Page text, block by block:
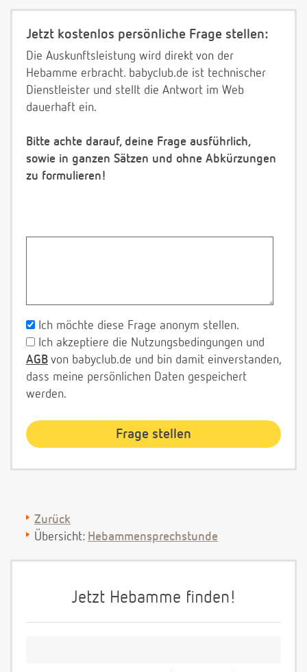
Jetzt kostenlos persönliche Frage stellen:
Die Auskunftsleistung wird direkt von der
Hebamme erbracht. babyclub.de ist technischer
Dienstleister und stellt die Antwort im Web
dauerhaft ein.
Bitte achte darauf, deine Frage ausführlich,
sowie in ganzen Sätzen und ohne Abkürzungen
zu formulieren!
Ich möchte diese Frage anonym stellen.
Ich akzeptiere die Nutzungsbedingungen und
AGB von babyclub.de und bin damit einverstanden,
dass meine persönlichen Daten gespeichert
werden.
Zurück
Übersicht: Hebammensprechstunde
Jetzt Hebamme finden!